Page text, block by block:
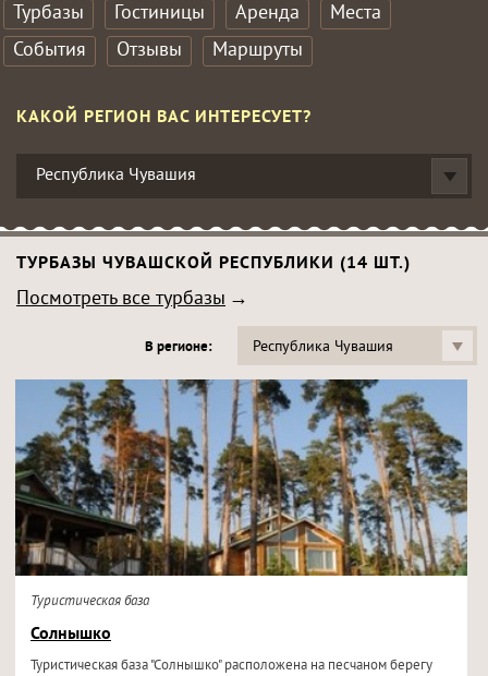
Турбазы Гостиницы Аренда
Места
События
Отзывы Маршруты
КАКОЙ РЕГИОН ВАС ИНТЕРЕСУЕТ?
Республика Чувашия
ТУРБАЗЫ ЧУВАШСКОЙ РЕСПУБЛИКИ (14 ШТ.)
Посмотреть все турбазы
В регионе: Республика Чувашия
Туристическая база
Солнышко
Туристическая база "Солнышко" расположена на песчаном берегу